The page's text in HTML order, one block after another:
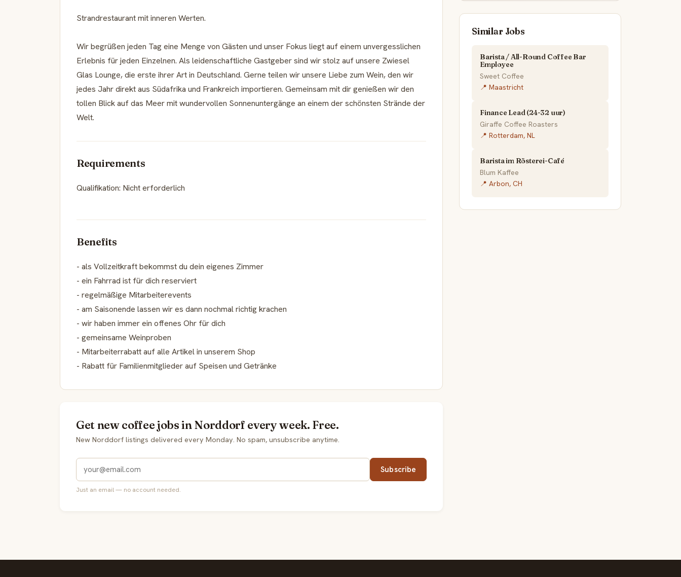
Strandrestaurant mit inneren Werten.
Wir begrüßen jeden Tag eine Menge von Gästen und unser Fokus liegt auf einem unvergesslichen
Erlebnis für jeden Einzelnen. Als leidenschaftliche Gastgeber sind wir stolz auf unsere Zwiesel
Glas Lounge, die erste ihrer Art in Deutschland. Gerne teilen wir unsere Liebe zum Wein, den wir
jedes Jahr direkt aus Südafrika und Frankreich importieren. Gemeinsam mit dir genießen wir den
tollen Blick auf das Meer mit wundervollen Sonnenuntergänge an einem der schönsten Strände der
Welt.
Requirements
Qualifikation: Nicht erforderlich
Benefits
- als Vollzeitkraft bekommst du dein eigenes Zimmer
- ein Fahrrad ist für dich reserviert
- regelmäßige Mitarbeiterevents
- am Saisonende lassen wir es dann nochmal richtig krachen
- wir haben immer ein offenes Ohr für dich
- gemeinsame Weinproben
- Mitarbeiterrabatt auf alle Artikel in unserem Shop
- Rabatt für Familienmitglieder auf Speisen und Getränke
Get new coffee jobs in Norddorf every week. Free.
New Norddorf listings delivered every Monday. No spam, unsubscribe anytime.
Subscribe
Just an email — no account needed.
Similar Jobs
Barista / All-Round Coffee Bar
Employee
Sweet Coffee
📍 Maastricht
Finance Lead (24-32 uur)
Giraffe Coffee Roasters
📍 Rotterdam, NL
Barista im Rösterei-Café
Blum Kaffee
📍 Arbon, CH